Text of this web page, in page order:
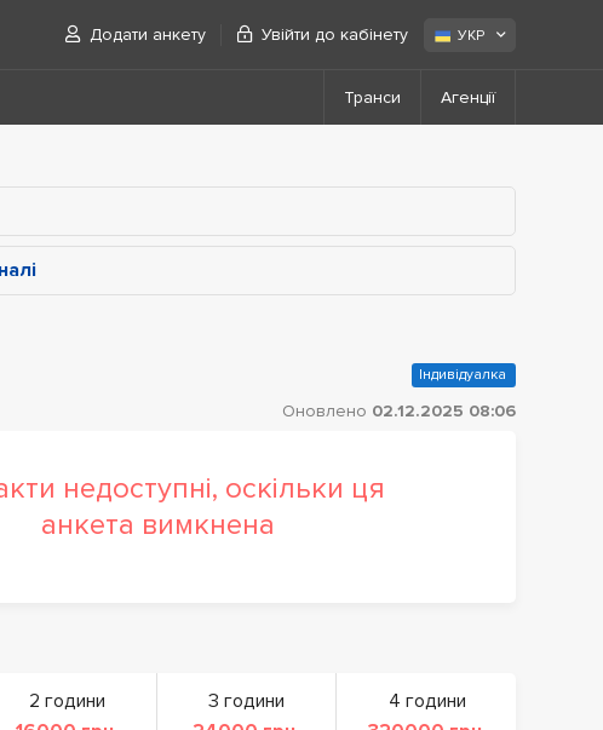
Додати анкету Увійти до кабінету УКР
Транси Агенції
Індивідуалка
Оновлено 02.12.2025 08:06
недоступні, оскільки ця
анкета вимкнена
2 години
3 години
4 години